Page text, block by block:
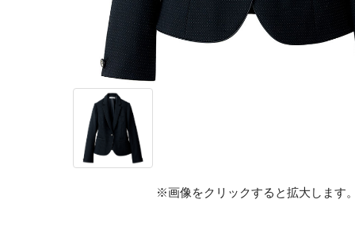
※画像をクリックすると拡大します